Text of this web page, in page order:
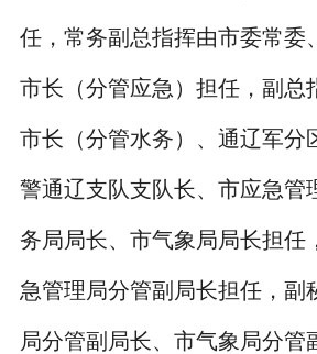
任，常务副总指挥由市委常委
市长（分管应急）担任，副总
市长（分管水务）、通辽军分
警通辽支队支队长、市应急管
务局局长、市气象局局长担任
急管理局分管副局长担任，副
局分管副局长、市气象局分管